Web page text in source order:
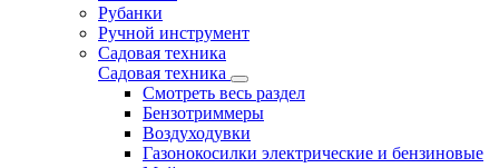
Рубанки
Ручной инструмент
Садовая техника
Садовая техника
Смотреть весь раздел
Бензотриммеры
Воздуходувки
Газонокосилки электрические и бензиновые